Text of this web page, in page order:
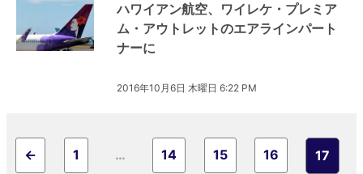
ハワイアン航空、ワイレケ・プレミア
ム・アウトレットのエアラインパート
ナーに
2016年10月6日 木曜日 6:22 PM
← 1 … 14 15 16 17